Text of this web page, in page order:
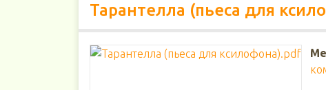
Тарантелла (пьеса для